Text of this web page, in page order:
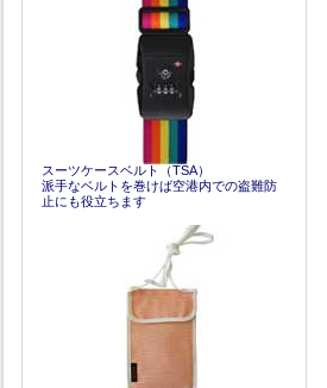
スーツケースベルト（TSA）
派手なベルトを巻けば空港内での盗難防
止にも役立ちます